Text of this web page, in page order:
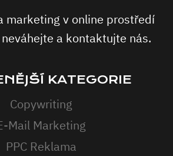
marketing v online prostředí
a kontaktujte nás.
KATEGORIE
Copywriting
Mail Marketing
PPC Reklama